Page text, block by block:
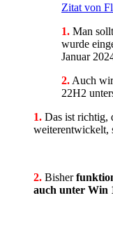
Zitat von
1. Man
wurde
Januar
2. Auch
22H2
1. Das ist richtig,
weiterentwickelt,
2. Bisher
auch unter Win